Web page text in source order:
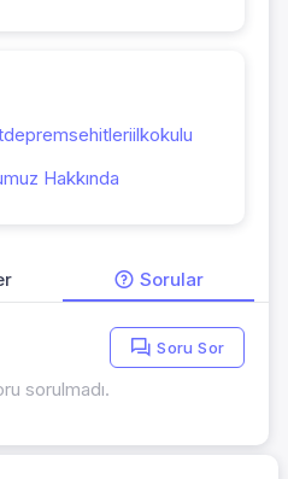
Hakkında
Sorular
Soru Sor
sorulmadı.